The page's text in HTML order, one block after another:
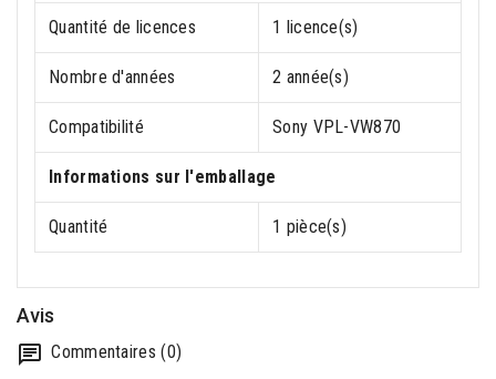
Quantité de licences 1 licence(s)
Nombre d'années 2 année(s)
Compatibilité Sony VPL-VW870
Informations sur l'emballage
Quantité 1 pièce(s)
Avis
Commentaires (0)